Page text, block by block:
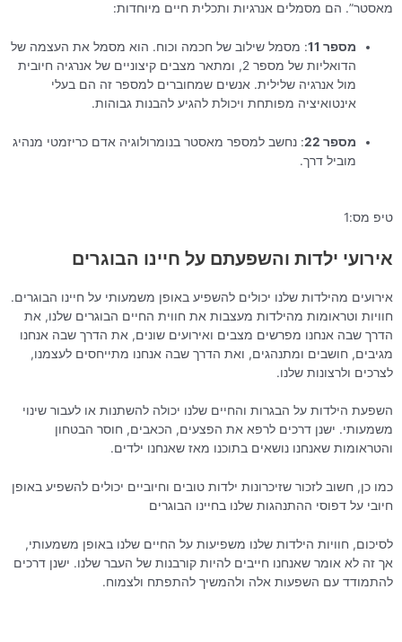
מאסטר”. הם מסמלים אנרגיות ותכלית חיים מיוחדות:
מספר 11
: מסמל שילוב של חכמה וכוח. הוא מסמל את העצמה של
הדואליות של מספר 2, ומתאר מצבים קיצוניים של אנרגיה חיובית
מול אנרגיה שלילית. אנשים שמחוברים למספר זה הם בעלי
אינטואיציה מפותחת ויכולת להגיע להבנות גבוהות.
מספר 22
: נחשב למספר מאסטר בנומרולוגיה אדם כריזמטי מנהיג
מוביל דרך.
טיפ מס:1
אירועי ילדות והשפעתם על חיינו הבוגרים
אירועים מהילדות שלנו יכולים להשפיע באופן משמעותי על חיינו הבוגרים.
חוויות וטראומות מהילדות מעצבות את חווית החיים הבוגרים שלנו, את
הדרך שבה אנחנו מפרשים מצבים ואירועים שונים, את הדרך שבה אנחנו
מגיבים, חושבים ומתנהגים, ואת הדרך שבה אנחנו מתייחסים לעצמנו,
לצרכים ולרצונות שלנו.
השפעת הילדות על הבגרות והחיים שלנו יכולה להשתנות או לעבור שינוי
משמעותי. ישנן דרכים לרפא את הפצעים, הכאבים, חוסר הבטחון
והטראומות שאנחנו נושאים בתוכנו מאז שאנחנו ילדים.
כמו כן, חשוב לזכור שזיכרונות ילדות טובים וחיוביים יכולים להשפיע באופן
חיובי על דפוסי ההתנהגות שלנו בחיינו הבוגרים
לסיכום, חוויות הילדות שלנו משפיעות על החיים שלנו באופן משמעותי,
אך זה לא אומר שאנחנו חייבים להיות קורבנות של העבר שלנו. ישנן דרכים
להתמודד עם השפעות אלה ולהמשיך להתפתח ולצמוח.